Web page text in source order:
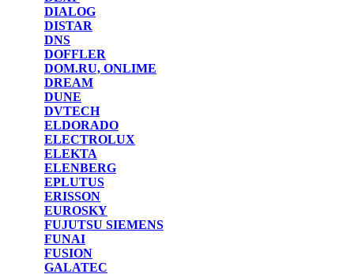
DIALOG
DISTAR
DNS
DOFFLER
DOM.RU, ONLIME
DREAM
DUNE
DVTECH
ELDORADO
ELECTROLUX
ELEKTA
ELENBERG
EPLUTUS
ERISSON
EUROSKY
FUJUTSU SIEMENS
FUNAI
FUSION
GALATEC